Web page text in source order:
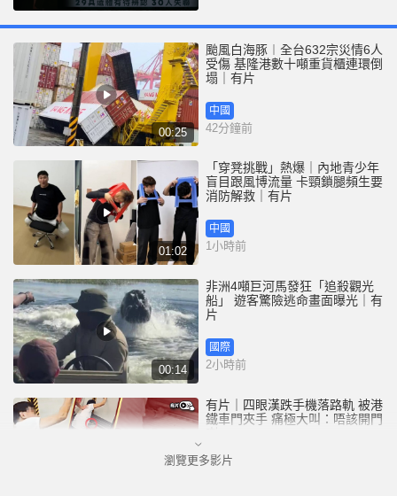
00:25
颱風白海豚︱全台632宗災情6人
受傷 基隆港數十噸重貨櫃連環倒
塌｜有片
中國
42分鐘前
01:02
「穿凳挑戰」熱爆｜內地青少年
盲目跟風博流量 卡頸鎖腿頻生要
消防解救｜有片
中國
1小時前
00:14
非洲4噸巨河馬發狂「追殺觀光
船」 遊客驚險逃命畫面曝光｜有
片
國際
2小時前
有片｜四眼漢跌手機落路軌 被港
鐵車門夾手 痛極大叫：唔該開門
港聞
瀏覽更多影片